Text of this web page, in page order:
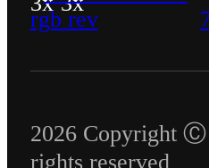
2026 Copyright Ⓒ
rights reserved